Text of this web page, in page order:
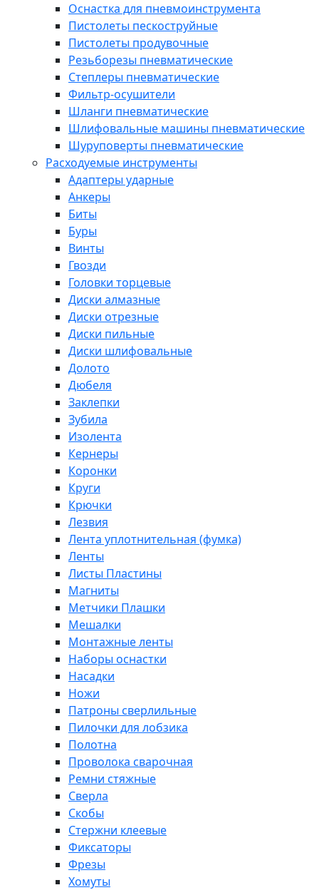
Оснастка для пневмоинструмента
Пистолеты пескоструйные
Пистолеты продувочные
Резьборезы пневматические
Степлеры пневматические
Фильтр-осушители
Шланги пневматические
Шлифовальные машины пневматические
Шуруповерты пневматические
Расходуемые инструменты
Адаптеры ударные
Анкеры
Биты
Буры
Винты
Гвозди
Головки торцевые
Диски алмазные
Диски отрезные
Диски пильные
Диски шлифовальные
Долото
Дюбеля
Заклепки
Зубила
Изолента
Кернеры
Коронки
Круги
Крючки
Лезвия
Лента уплотнительная (фумка)
Ленты
Листы Пластины
Магниты
Метчики Плашки
Мешалки
Монтажные ленты
Наборы оснастки
Насадки
Ножи
Патроны сверлильные
Пилочки для лобзика
Полотна
Проволока сварочная
Ремни стяжные
Сверла
Скобы
Стержни клеевые
Фиксаторы
Фрезы
Хомуты